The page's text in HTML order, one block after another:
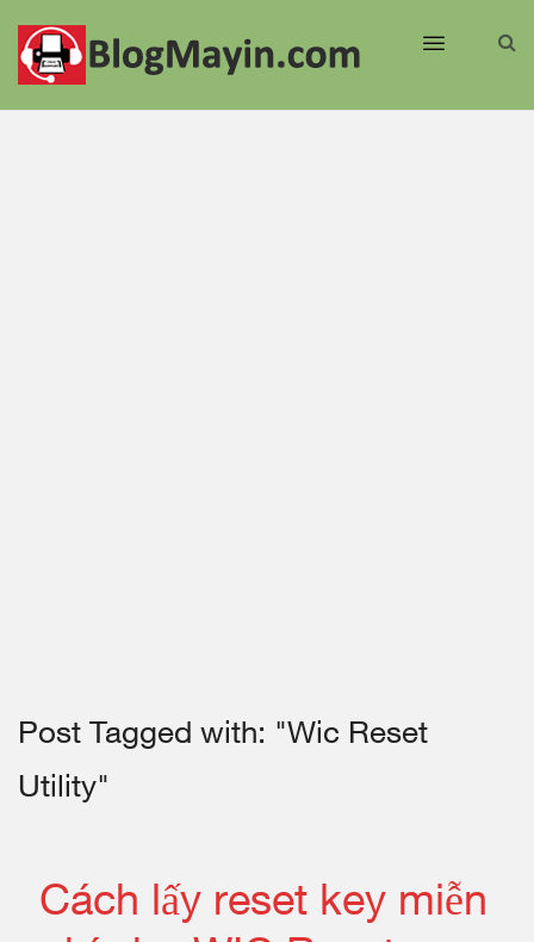
Post Tagged with: "Wic Reset
Utility"
Cách lấy reset key miễn